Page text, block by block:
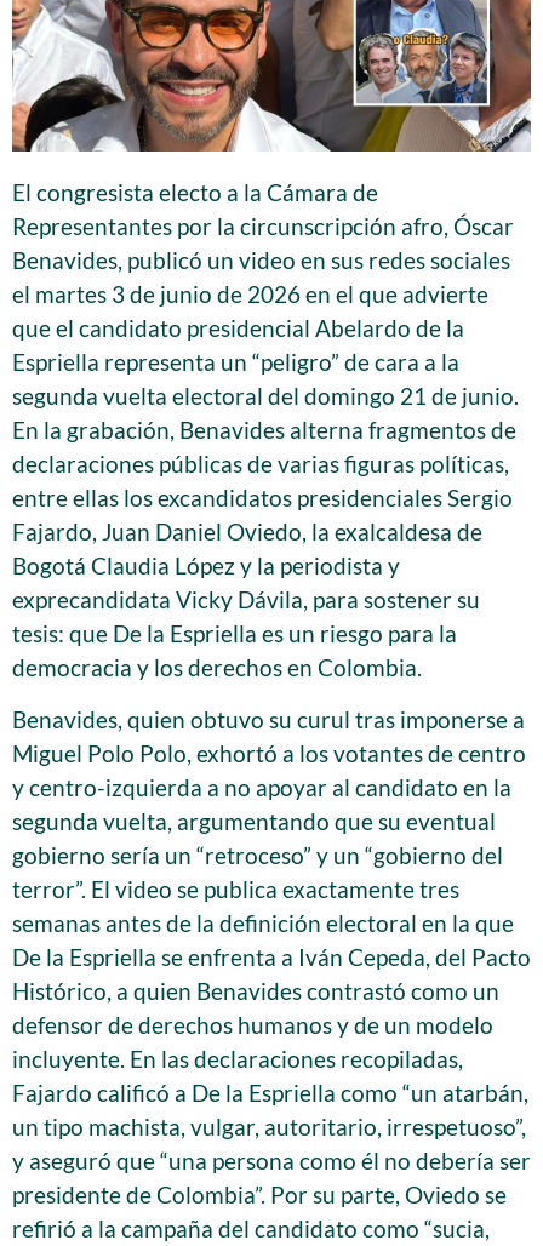
El congresista electo a la Cámara de
Representantes por la circunscripción afro, Óscar
Benavides, publicó un video en sus redes sociales
el martes 3 de junio de 2026 en el que advierte
que el candidato presidencial Abelardo de la
Espriella representa un “peligro” de cara a la
segunda vuelta electoral del domingo 21 de junio.
En la grabación, Benavides alterna fragmentos de
declaraciones públicas de varias figuras políticas,
entre ellas los excandidatos presidenciales Sergio
Fajardo, Juan Daniel Oviedo, la exalcaldesa de
Bogotá Claudia López y la periodista y
exprecandidata Vicky Dávila, para sostener su
tesis: que De la Espriella es un riesgo para la
democracia y los derechos en Colombia.
Benavides, quien obtuvo su curul tras imponerse a
Miguel Polo Polo, exhortó a los votantes de centro
y centro-izquierda a no apoyar al candidato en la
segunda vuelta, argumentando que su eventual
gobierno sería un “retroceso” y un “gobierno del
terror”. El video se publica exactamente tres
semanas antes de la definición electoral en la que
De la Espriella se enfrenta a Iván Cepeda, del Pacto
Histórico, a quien Benavides contrastó como un
defensor de derechos humanos y de un modelo
incluyente. En las declaraciones recopiladas,
Fajardo calificó a De la Espriella como “un atarbán,
un tipo machista, vulgar, autoritario, irrespetuoso”,
y aseguró que “una persona como él no debería ser
presidente de Colombia”. Por su parte, Oviedo se
refirió a la campaña del candidato como “sucia,